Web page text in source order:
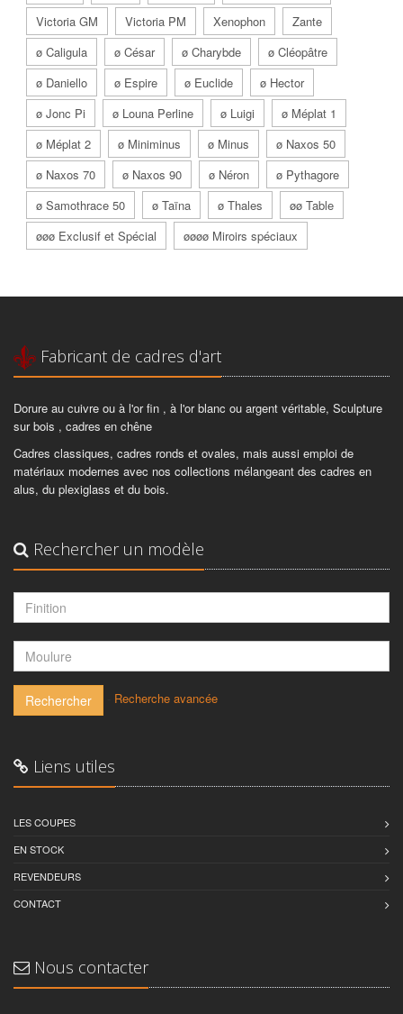
Victoria GM
Victoria PM Xenophon
Zante
ø Caligula
ø César ø Charybde
ø Cléopâtre
ø Daniello
ø Espire ø Euclide
ø Hector
ø Jonc Pi
ø Louna Perline ø Luigi
ø Méplat 1
ø Méplat 2
ø Miniminus ø Minus
ø Naxos 50
ø Naxos 70
ø Naxos 90 ø Néron
ø Pythagore
ø Samothrace 50
ø Taïna ø Thales
øø Table
øøø Exclusif et Spécial
øøøø Miroirs spéciaux
Fabricant de cadres d'art
Dorure au cuivre ou à l'or fin , à l'or blanc ou argent véritable, Sculpture
sur bois , cadres en chêne
Cadres classiques, cadres ronds et ovales, mais aussi emploi de
matériaux modernes avec nos collections mélangeant des cadres en
alus, du plexiglass et du bois.
Rechercher un modèle
Rechercher Recherche avancée
Liens utiles
LES COUPES
EN STOCK
REVENDEURS
CONTACT
Nous contacter